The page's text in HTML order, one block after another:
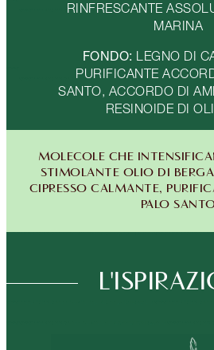
RINFRESCANTE
MARINA
FONDO: LEGNO DI
PURIFICANTE
SANTO, ACCORDO DI
RESINOIDE DI
MOLECOLE CHE
STIMOLANTE OLIO DI
CIPRESSO CALMANTE,
PALO